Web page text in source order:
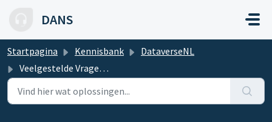
DANS
Startpagina Kennisbank
DataverseNL
Veelgestelde Vragen DataverseNL